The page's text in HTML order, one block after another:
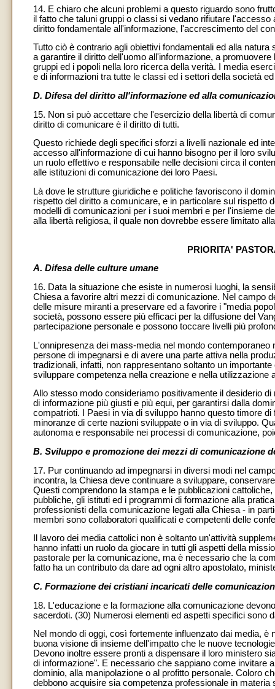
14. E chiaro che alcuni problemi a questo riguardo sono
il fatto che taluni gruppi o classi si vedano rifiutare
diritto fondamentale all'informazione, l'accrescimento del
Tutto ciò è contrario agli obiettivi fondamentali ed alla
a garantire il diritto dell'uomo all'informazione, a
gruppi ed i popoli nella loro ricerca della verità. I media
e di informazioni tra tutte le classi ed i settori della società
D. Difesa del diritto all'informazione ed alla
15. Non si può accettare che l'esercizio della libertà di
diritto di comunicare è il diritto di tutti.
Questo richiede degli specifici sforzi a livelli nazionale ed
accesso all'informazione di cui hanno bisogno per il loro
un ruolo effettivo e responsabile nelle decisioni circa il
alle istituzioni di comunicazione dei loro Paesi.
Là dove le strutture giuridiche e politiche favoriscono il
rispetto del diritto a comunicare, e in particolare sul
modelli di comunicazioni per i suoi membri e per l'insieme
alla libertà religiosa, il quale non dovrebbe essere limitato
PRIORITA'
A. Difesa delle culture umane
16. Data la situazione che esiste in numerosi luoghi, la
Chiesa a favorire altri mezzi di comunicazione. Nel campo
delle misure miranti a preservare ed a favorire i "media
società, possono essere più efficaci per la diffusione del
partecipazione personale e possono toccare livelli più
L'onnipresenza dei mass-media nel mondo
persone di impegnarsi e di avere una parte attiva nella
tradizionali, infatti, non rappresentano soltanto un
sviluppare competenza nella creazione e nella utilizzazione
Allo stesso modo consideriamo positivamente il desiderio
di informazione più giusti e più equi, per garantirsi dalla
compatrioti. I Paesi in via di sviluppo hanno questo timore
minoranze di certe nazioni sviluppate o in via di sviluppo.
autonoma e responsabile nei processi di comunicazione,
B. Sviluppo e promozione dei mezzi di comunicazione
17. Pur continuando ad impegnarsi in diversi modi nel
incontra, la Chiesa deve continuare a sviluppare,
Questi comprendono la stampa e le pubblicazioni
pubbliche, gli istituti ed i programmi di formazione alla
professionisti della comunicazione legati alla Chiesa - in
membri sono collaboratori qualificati e competenti delle
Il lavoro dei media cattolici non è soltanto un'attività
hanno infatti un ruolo da giocare in tutti gli aspetti della
pastorale per la comunicazione, ma è necessario che la
fatto ha un contributo da dare ad ogni altro apostolato,
C. Formazione dei cristiani incaricati delle
18. L'educazione e la formazione alla comunicazione
sacerdoti. (30) Numerosi elementi ed aspetti specifici sono
Nel mondo di oggi, così fortemente influenzato dai media,
buona visione di insieme dell'impatto che le nuove
Devono inoltre essere pronti a dispensare il loro ministero
di informazione". E necessario che sappiano come invitare
dominio, alla manipolazione o al profitto personale. Coloro
debbono acquisire sia competenza professionale in materia